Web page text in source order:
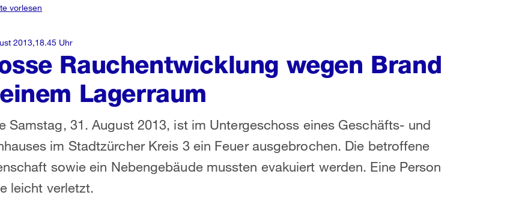
Rauchentwicklung wegen Brand
Lagerraum
vorlesen
Samstag, 31. August 2013, ist im Untergeschoss eines Geschäfts- und
im Stadtzürcher Kreis 3 ein Feuer ausgebrochen. Die betroffene
sowie ein Nebengebäude mussten evakuiert werden. Eine Person
leicht verletzt.
2013,18.45 Uhr